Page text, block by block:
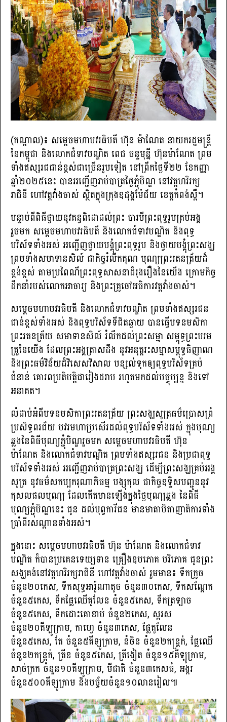
(កណ្ដាល)៖ សម្ដេចមហាបវរធិបតី ហ៊ុន ម៉ាណែត នាយករដ្ឋមន្ដ្រី
នៃកម្ពុជា និងលោកជំទាវបណ្ឌិត ពេជ ចន្ទមុន្នី ហ៊ុនម៉ាណែត ព្រម
ទាំងឥស្សរជជាន់ខ្ពស់ជាច្រើនរូបទៀត នៅព្រឹកថ្ងៃទី២២ ខែកញ្ញា
ឆ្នាំ២០២៥នេះ បានអញ្ជើញរាប់បាត្រថ្ងៃភ្ជុំបិណ្ឌ នៅវត្តហរិរក្ស
រាជិនី ហៅវត្តវាំងចាស់ ស្ថិតក្នុងក្រុងឧដុង្គម៉ែជ័យ ខេត្តកំពង់ស្ពឺ។
បន្ទាប់​ពីពិធីថ្វាយនូវគន្ធពិដោដល់ព្រះ បារមី​ព្រះពុទ្ធរូបគ្រប់អង្គ
រួចមក សម្តេចមហាបវរធិបតី និងលោកជំទាវបណ្ឌិត និងពុទ្ធ
បរិស័ទ​ទាំង​អស់ អញ្ជើញថ្វាយបង្គុំព្រះពុទ្ធរូប និងថ្វាយបង្គុំព្រះ​សង្ឃ
ព្រមទាំងសមាទានសិល៍ ជាកិច្ចរំលឹក​គុណ បុណ្យព្រះរតនត្រ័យដ៏
ខ្ពង់ខ្ពស់ តាមប្រពៃណីព្រះពុទ្ធសាសនាដ៏រុងរឿងនៃយើង ក្រោមកិច្ច​
ដឹក​នាំ​របស់លោកអាចារ្យ និងព្រះគ្រូចៅអធិការ​វត្ត​វាំង​ចាស់​។
សម្តេចមហាបវរធិបតី និងលោកជំទាវបណ្ឌិត ព្រមទាំងឥស្សរ​ជន​
ជាន់ខ្ពស់ទាំងអស់ និងពុទ្ធបរិស័ទទីជិតឆ្ងាយ បានធ្វើ​បទ​នមសិកា
ព្រះរតនត្រ័យ សមាទានសិល៍ រំលឹកដល់ព្រះសម្មា សម្ពុទ្ធព្រះបរម
គ្រួនៃយើង ដែល​ព្រះ​អង្គត្រាសដឹង នូវអនុត្តរះសម្មាសម្ពុទ្ធធិញាណ
និងព្រះធម៌វិន័យដ៏វិសេសវិសាល បន្សល់ទុកឲ្យ​ពុទ្ធ​បរិ​ស័ទ​គ្រប់
ជំនាន់ គោរពប្រតិបត្តិជារៀងដរាប រហូត​មកដល់បច្ចុប្បន្ន និងទៅ
អនាគត។
លំដាប់អំពីបទនមសិកាព្រះរតនត្រ័យ ព្រះសង្ឃសូត្រធម៌ប្រោសព្រំ
ប្រសិទ្ធពរជ័យ បវរមហាប្រសើរ​ដល់ពុទ្ធបរិស័ទទាំងអស់ ក្នុងបុណ្យ
ឆ្លងនៃពិធីបុណ្យភ្ជុំបិណ្ឌរួចមក សម្តេចមហាបវរធិបតី ហ៊ុន
ម៉ាណែត និងលោកជំទាវបណ្ឌិត ព្រមទាំងឥស្សរជន និងប្រជាពុទ្ធ
បរិស័ទ​ទាំងអស់ អញ្ជើញរាប់បាត្រព្រះសង្ឃ ដើម្បីព្រះសង្ឃគ្រប់អង្គ
សូត្រ នូវធម៌សកប្បករុណាភិធម្ម បង្សុ​កុល ជាកិច្ចឧទ្ទិសបញ្ជូននូវ
កុសលផលបុណ្យ ដែលកើតមានឡើងក្នុងថ្ងៃបុណ្យឆ្លង នៃពិធី
បុណ្យ​ភ្ជុំបិណ្ឌនេះ ជូន ដល់បុព្វការីជន មានមាតាបិតាញាតិការទាំង
ប្រាំពីរសណ្តានទាំងអស់។
ក្នុងនោះ សម្ដេចមហាបវរធិបតី ហ៊ុន ម៉ាណែត និងលោកជំទាវ
បណ្ឌិត ក៏បានប្រគេនទេយ្យទាន គ្រឿងឧបភោគ បរិភោគ ជូនព្រះ
សង្ឃគង់នៅវត្តហរិរក្សរាជិនី ហៅវត្តវាំងចាស់ រួមមាន៖ ទឹកក្រូច
ចំនួន២០កេស, ទឹកសុទ្ធអារ៉ូណាតូច ចំនួន៣០កេស, ទឹកសណ្ដែក
ចំនួន៥កេស, ទឹកផ្លែឈើគូលែន ចំនួន៥កេស, ទឹកត្រឡាច
ចំនួន៥កេស, ទឹកដោះគោខាប់ ចំនួន២កេស, ស្ករស
ចំនួន២០គីឡូក្រាម, កាហ្វេ ចំនួន៣កេស, ផ្លែគូលែន
ចំនួន៥កេស, តែ ចំនួន៥គីឡូក្រាម, នំចិន ចំនួន២កន្ដ្រក់, ផ្លែឈើ
ចំនួន២កន្ដ្រក់, ត្រីខ ចំនួន៥កេស, ត្រីងៀត ចំនួន១៥គីឡូក្រាម,
សាច់ក្រក ចំនួន១០គីឡូក្រាម, មីជាតិ ចំនួន៣កេសធំ, អង្ករ
ចំនួន៥០០គីឡូក្រាម និងបច្ច័យចំនួន១០លានរៀល៕